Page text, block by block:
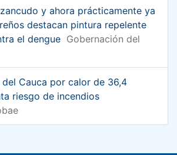
y ahora prácticamente ya
destacan pintura repelente
el dengue Gobernación del
del Cauca por calor de 36,4
riesgo de incendios